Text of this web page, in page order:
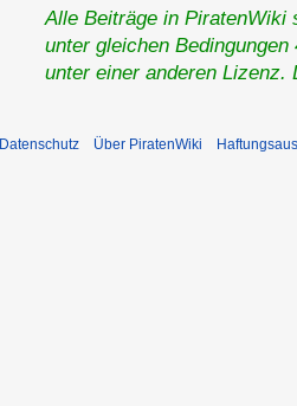
Alle Beiträge in PiratenWiki
unter gleichen
unter einer anderen
Datenschutz Über PiratenWiki